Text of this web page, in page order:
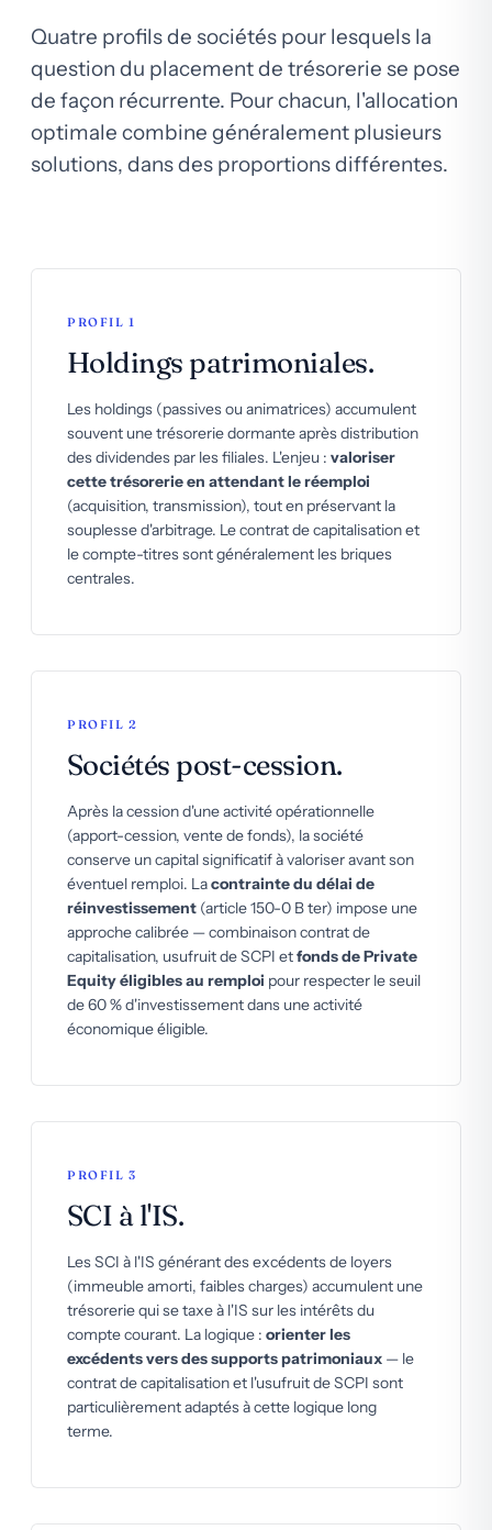
Quatre profils de sociétés pour lesquels la
question du placement de trésorerie se pose
de façon récurrente. Pour chacun, l'allocation
optimale combine généralement plusieurs
solutions, dans des proportions différentes.
PROFIL 1
Holdings patrimoniales.
Les holdings (passives ou animatrices) accumulent
souvent une trésorerie dormante après distribution
des dividendes par les filiales. L'enjeu : valoriser
cette trésorerie en attendant le réemploi
(acquisition, transmission), tout en préservant la
souplesse d'arbitrage. Le contrat de capitalisation et
le compte-titres sont généralement les briques
centrales.
PROFIL 2
Sociétés post-cession.
Après la cession d'une activité opérationnelle
(apport-cession, vente de fonds), la société
conserve un capital significatif à valoriser avant son
éventuel remploi. Lacontrainte du délai de
réinvestissement (article 150-0 B ter) impose une
approche calibrée — combinaison contrat de
capitalisation, usufruit de SCPI etfonds de Private
Equity éligibles au remploi pour respecter le seuil
de 60 % d'investissement dans une activité
économique éligible.
PROFIL 3
SCI à l'IS.
Les SCI à l'IS générant des excédents de loyers
(immeuble amorti, faibles charges) accumulent une
trésorerie qui se taxe à l'IS sur les intérêts du
compte courant. La logique : orienter les
excédents vers des supports patrimoniaux — le
contrat de capitalisation et l'usufruit de SCPI sont
particulièrement adaptés à cette logique long
terme.